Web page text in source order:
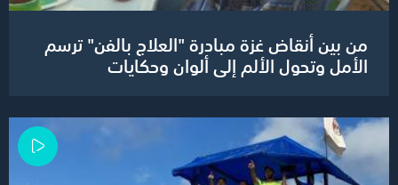
من بين أنقاض غزة مبادرة "العلاج بالفن" ترسم
الأمل وتحول الألم إلى ألوان وحكايات